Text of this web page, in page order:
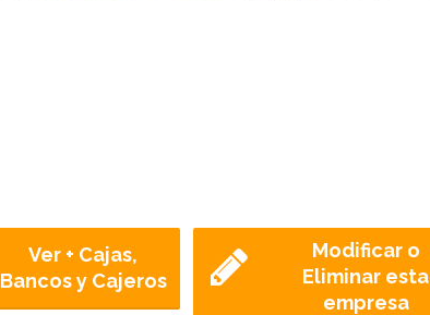
Ver + Cajas,
Bancos y Cajeros
Modificar o
Eliminar esta
empresa